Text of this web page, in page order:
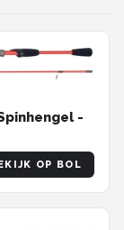
-
OP BOL